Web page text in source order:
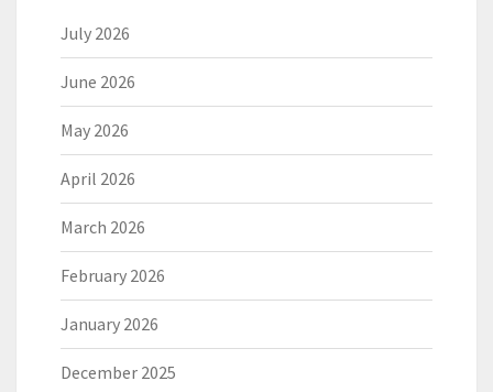
July 2026
June 2026
May 2026
April 2026
March 2026
February 2026
January 2026
December 2025